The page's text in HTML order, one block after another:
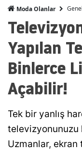
Moda Olanlar Genel
Yapılan
Binlerce
Açabilir!
Tek bir yanlış
televizyonunuzu
Uzmanlar, ekran